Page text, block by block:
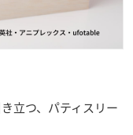
立つ、パティスリー